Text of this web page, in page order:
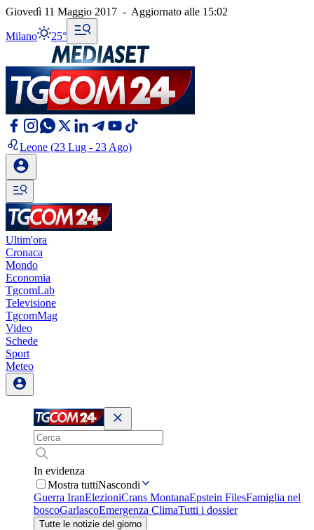
Giovedì 11 Maggio 2017 - Aggiornato alle 15:02
Milano 25°
Leone (23 Lug - 23 Ago)
Ultim'ora
Cronaca
Mondo
Economia
TgcomLab
Televisione
TgcomMag
Video
Schede
Sport
Meteo
In evidenza
Mostra tuttiNascondi
Guerra IranElezioniCrans MontanaEpstein FilesFamiglia nel
boscoGarlascoEmergenza ClimaTutti i dossier
Tutte le notizie del giorno